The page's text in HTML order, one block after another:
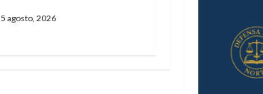
5 agosto, 2026